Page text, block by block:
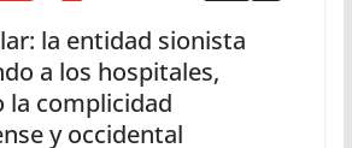
la entidad sionista
a los hospitales,
la complicidad
y occidental